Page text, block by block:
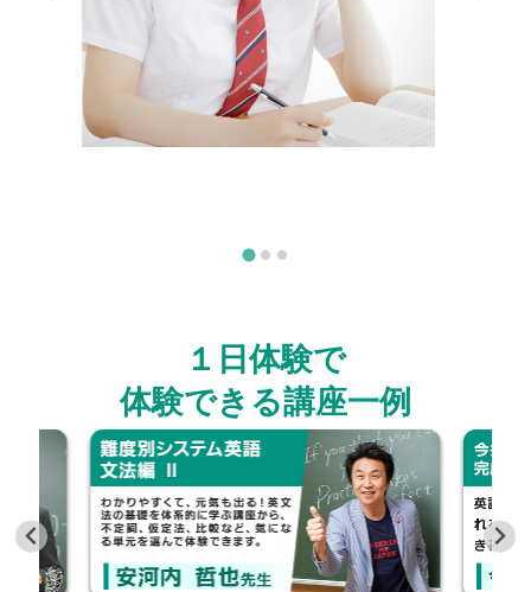
１日体験で
体験できる講座一例